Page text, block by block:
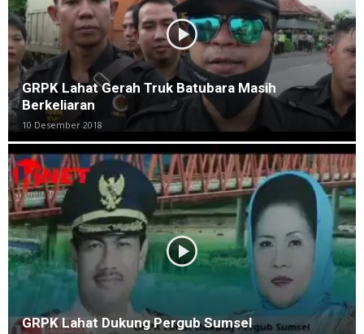
GRPK Lahat Gerah Truk Batubara Masih
Berkeliaran
10 Desember 2018
GRPK Lahat Dukung Pergub Sumsel